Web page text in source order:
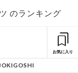
のランキング
お気に入り